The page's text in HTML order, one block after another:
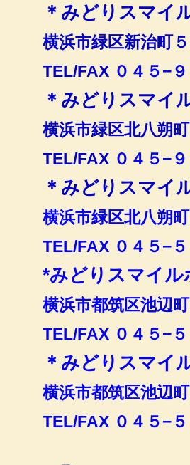
＊みどりスマ
横浜市緑区新治
TEL/FAX ０４５−
＊みどりスマ
横浜市緑区北八朔
TEL/FAX ０４５−
＊みどりスマイ
横浜市緑区北八朔
TEL/FAX ０４５−
*みどりスマイ
横浜市都筑区池辺
TEL/FAX ０４５−
＊みどりスマ
横浜市都筑区池辺
TEL/FAX ０４５−